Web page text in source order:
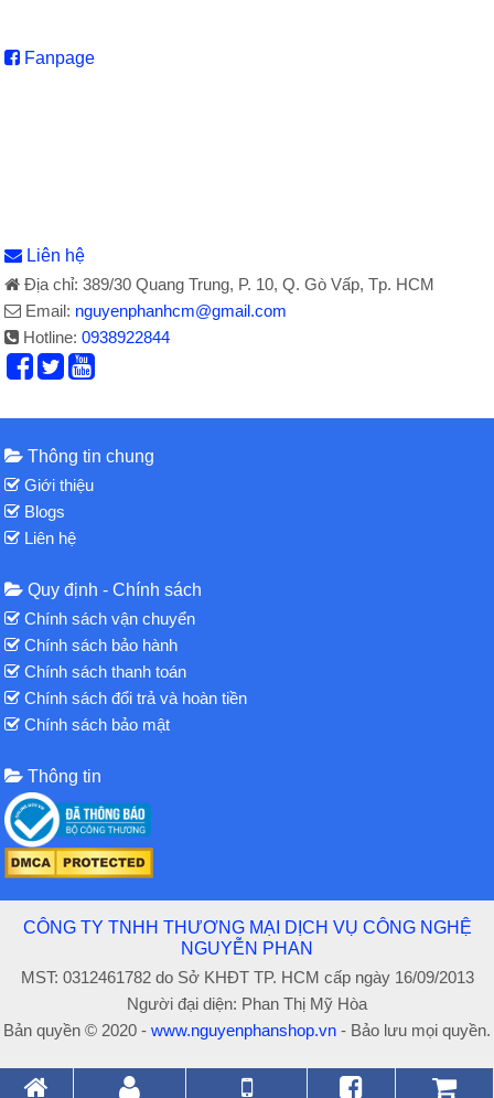
Fanpage
Liên hệ
Địa chỉ: 389/30 Quang Trung, P. 10, Q. Gò Vấp, Tp. HCM
Email: nguyenphanhcm@gmail.com
Hotline:0938922844
Thông tin chung
Giới thiệu
Blogs
Liên hệ
Quy định - Chính sách
Chính sách vận chuyển
Chính sách bảo hành
Chính sách thanh toán
Chính sách đổi trả và hoàn tiền
Chính sách bảo mật
Thông tin
CÔNG TY TNHH THƯƠNG MẠI DỊCH VỤ CÔNG NGHỆ
NGUYỄN PHAN
MST: 0312461782 do Sở KHĐT TP. HCM cấp ngày 16/09/2013
Người đại diện: Phan Thị Mỹ Hòa
Bản quyền © 2020 - www.nguyenphanshop.vn - Bảo lưu mọi quyền.